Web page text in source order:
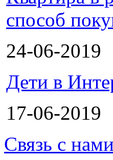
способ
24-06-2019
Дети в
17-06-2019
Связь с нами